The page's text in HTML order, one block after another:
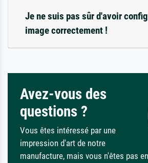
Je ne suis pas sûr d'avoir
image correctement !
Avez-vous des
questions ?
Vous êtes intéressé par une
impression d'art de notre
manufacture, mais vous n'êtes pas